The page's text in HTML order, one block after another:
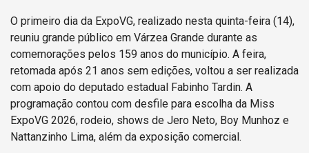
O primeiro dia da ExpoVG, realizado nesta quinta-feira (14),
reuniu grande público em Várzea Grande durante as
comemorações pelos 159 anos do município. A feira,
retomada após 21 anos sem edições, voltou a ser realizada
com apoio do deputado estadual Fabinho Tardin. A
programação contou com desfile para escolha da Miss
ExpoVG 2026, rodeio, shows de Jero Neto, Boy Munhoz e
Nattanzinho Lima, além da exposição comercial.